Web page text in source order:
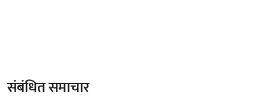
संबंधित समाचार